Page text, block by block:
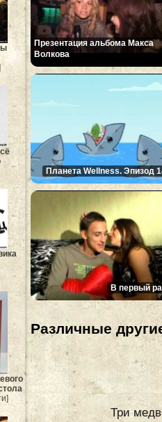
Презентация альбома Макса
Волкова
Планета Wellness. Эпизод
В первый
Различные
Три